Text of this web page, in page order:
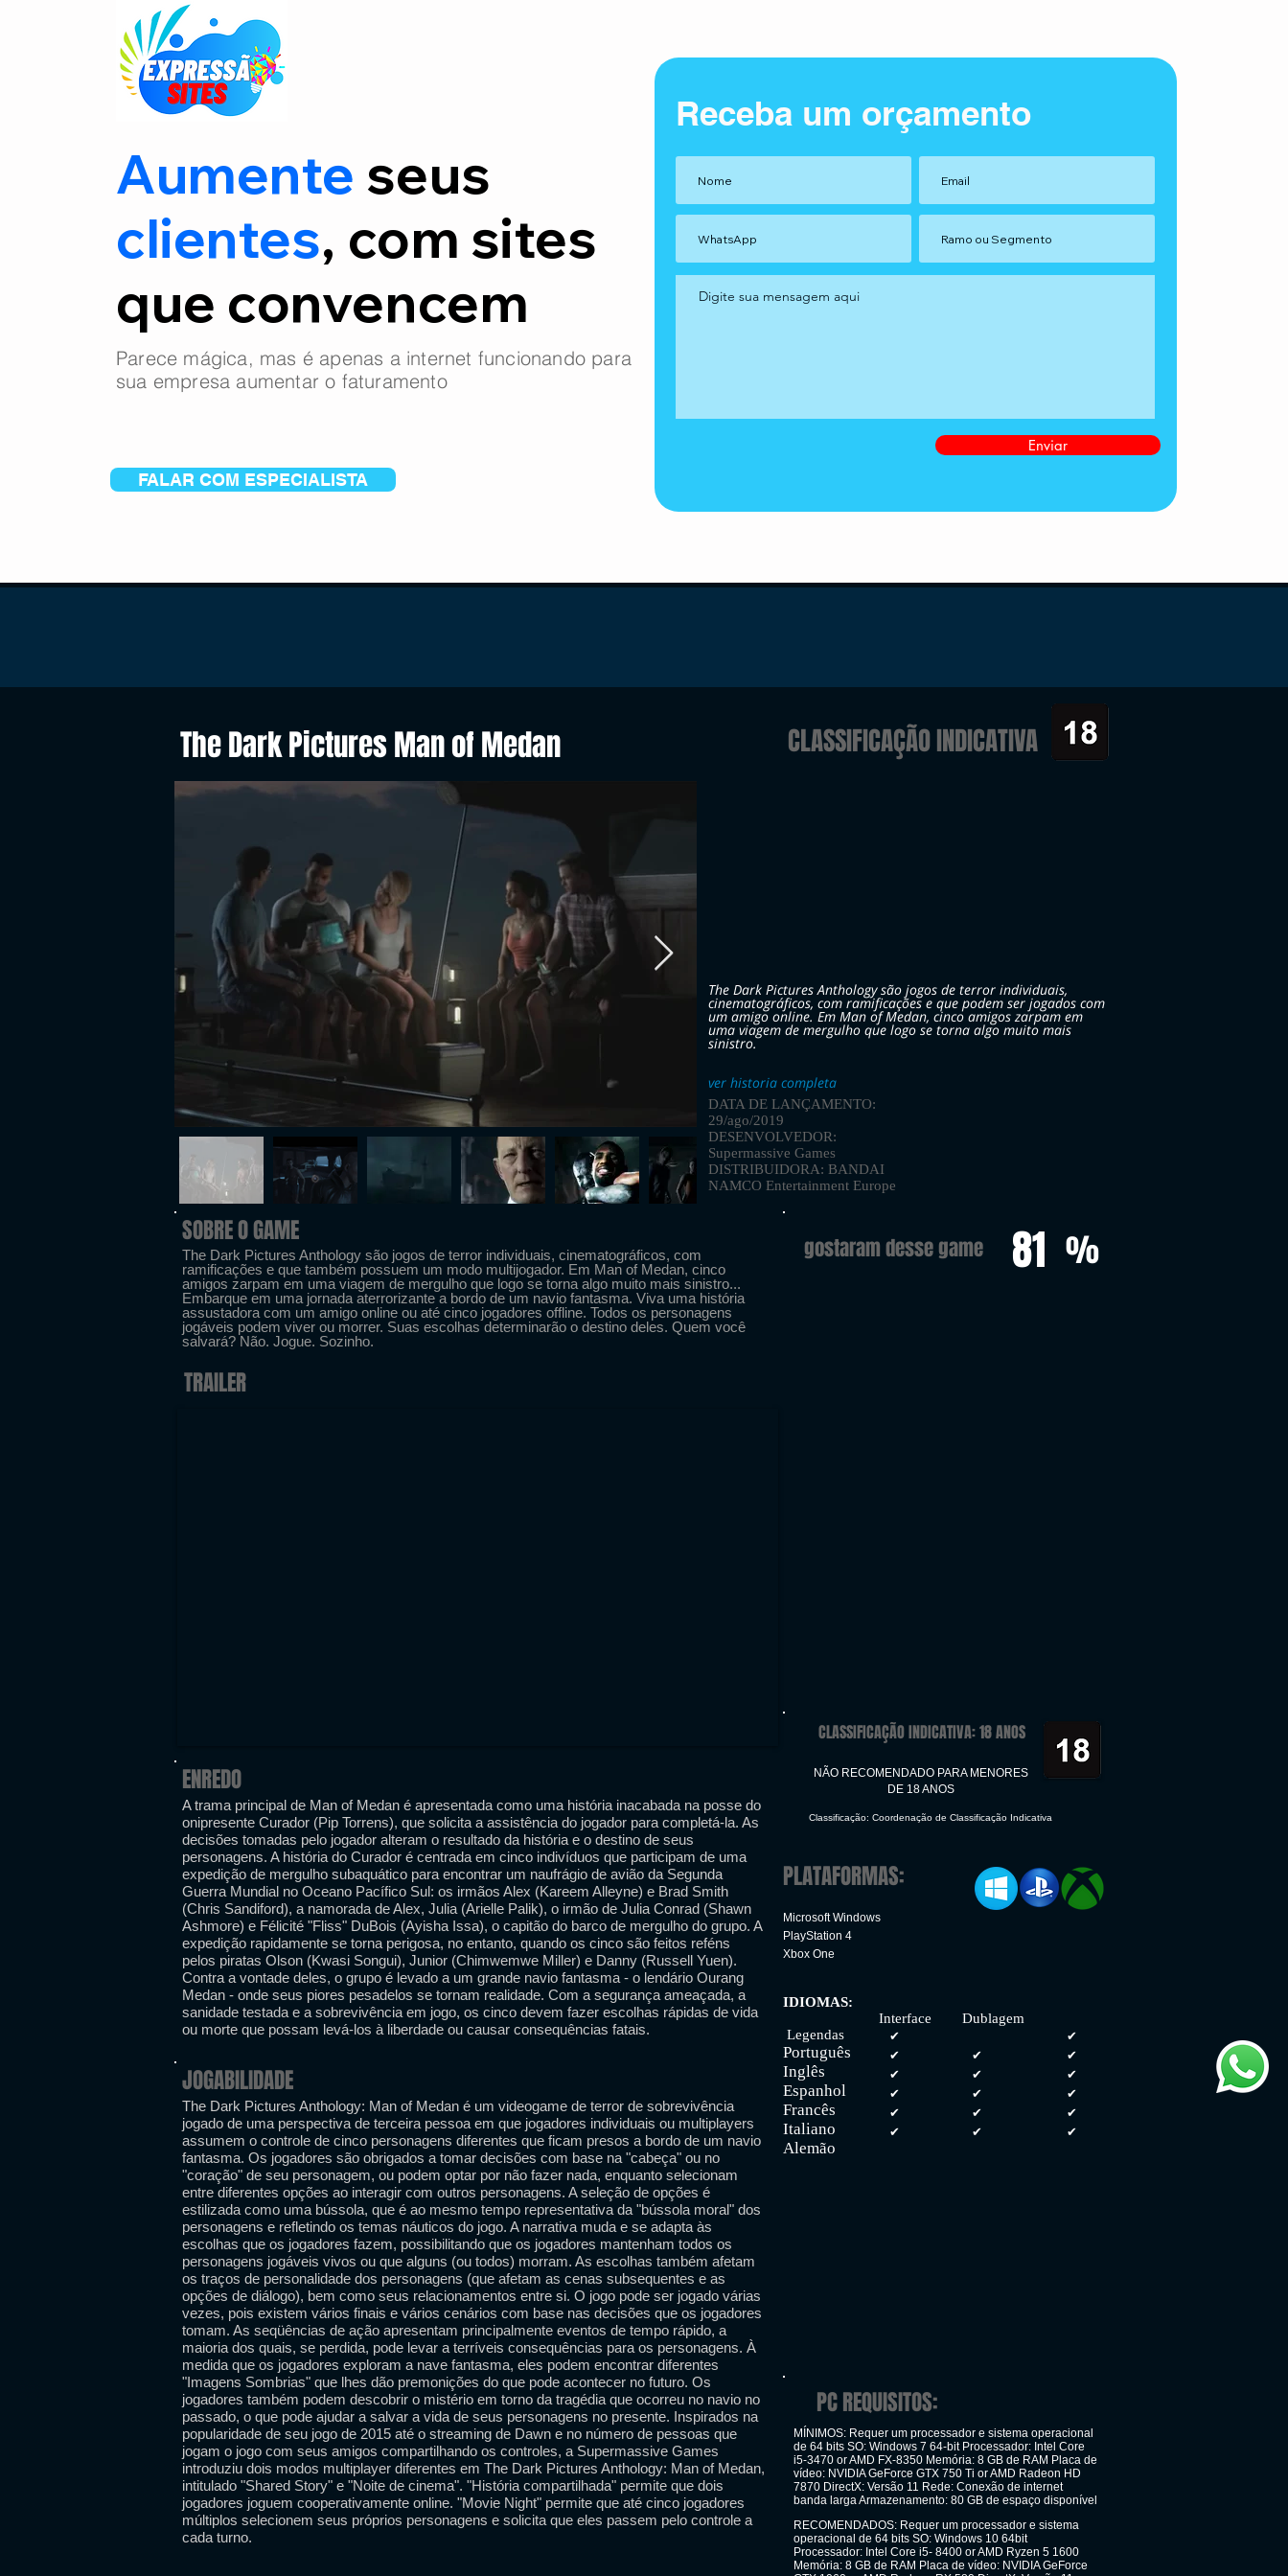
Aumente seus
clientes, com sites
que convencem
Parece mágica, mas é apenas a internet funcionando para
sua empresa aumentar o faturamento
FALAR COM ESPECIALISTA
Receba um orçamento
Enviar
The Dark Pictures Man of Medan CLASSIFICAÇÃO INDICATIVA
The Dark Pictures Anthology são jogos de terror individuais,
cinematográficos, com ramificações e que podem ser jogados com
um amigo online. Em Man of Medan, cinco amigos zarpam em
uma viagem de mergulho que logo se torna algo muito mais
sinistro.
ver historia completa
DATA DE LANÇAMENTO:
29/ago/2019
DESENVOLVEDOR:
Supermassive Games
DISTRIBUIDORA: BANDAI
NAMCO Entertainment Europe
SOBRE O GAME
The Dark Pictures Anthology são jogos de terror individuais, cinematográficos, com
ramificações e que também possuem um modo multijogador. Em Man of Medan, cinco
amigos zarpam em uma viagem de mergulho que logo se torna algo muito mais sinistro...
Embarque em uma jornada aterrorizante a bordo de um navio fantasma. Viva uma história
assustadora com um amigo online ou até cinco jogadores offline. Todos os personagens
jogáveis podem viver ou morrer. Suas escolhas determinarão o destino deles. Quem você
salvará? Não. Jogue. Sozinho.
TRAILER
ENREDO
A trama principal de Man of Medan é apresentada como uma história inacabada na posse do
onipresente Curador (Pip Torrens), que solicita a assistência do jogador para completá-la. As
decisões tomadas pelo jogador alteram o resultado da história e o destino de seus
personagens. A história do Curador é centrada em cinco indivíduos que participam de uma
expedição de mergulho subaquático para encontrar um naufrágio de avião da Segunda
Guerra Mundial no Oceano Pacífico Sul: os irmãos Alex (Kareem Alleyne) e Brad Smith
(Chris Sandiford), a namorada de Alex, Julia (Arielle Palik), o irmão de Julia Conrad (Shawn
Ashmore) e Félicité "Fliss" DuBois (Ayisha Issa), o capitão do barco de mergulho do grupo. A
expedição rapidamente se torna perigosa, no entanto, quando os cinco são feitos reféns
pelos piratas Olson (Kwasi Songui), Junior (Chimwemwe Miller) e Danny (Russell Yuen).
Contra a vontade deles, o grupo é levado a um grande navio fantasma - o lendário Ourang
Medan - onde seus piores pesadelos se tornam realidade. Com a segurança ameaçada, a
sanidade testada e a sobrevivência em jogo, os cinco devem fazer escolhas rápidas de vida
ou morte que possam levá-los à liberdade ou causar consequências fatais.
JOGABILIDADE
The Dark Pictures Anthology: Man of Medan é um videogame de terror de sobrevivência
jogado de uma perspectiva de terceira pessoa em que jogadores individuais ou multiplayers
assumem o controle de cinco personagens diferentes que ficam presos a bordo de um navio
fantasma. Os jogadores são obrigados a tomar decisões com base na "cabeça" ou no
"coração" de seu personagem, ou podem optar por não fazer nada, enquanto selecionam
entre diferentes opções ao interagir com outros personagens. A seleção de opções é
estilizada como uma bússola, que é ao mesmo tempo representativa da "bússola moral" dos
personagens e refletindo os temas náuticos do jogo. A narrativa muda e se adapta às
escolhas que os jogadores fazem, possibilitando que os jogadores mantenham todos os
personagens jogáveis ​​vivos ou que alguns (ou todos) morram. As escolhas também afetam
os traços de personalidade dos personagens (que afetam as cenas subsequentes e as
opções de diálogo), bem como seus relacionamentos entre si. O jogo pode ser jogado várias
vezes, pois existem vários finais e vários cenários com base nas decisões que os jogadores
tomam. As seqüências de ação apresentam principalmente eventos de tempo rápido, a
maioria dos quais, se perdida, pode levar a terríveis consequências para os personagens. À
medida que os jogadores exploram a nave fantasma, eles podem encontrar diferentes
"Imagens Sombrias" que lhes dão premonições do que pode acontecer no futuro. Os
jogadores também podem descobrir o mistério em torno da tragédia que ocorreu no navio no
passado, o que pode ajudar a salvar a vida de seus personagens no presente. Inspirados na
popularidade de seu jogo de 2015 até o streaming de Dawn e no número de pessoas que
jogam o jogo com seus amigos compartilhando os controles, a Supermassive Games
introduziu dois modos multiplayer diferentes em The Dark Pictures Anthology: Man of Medan,
intitulado "Shared Story" e "Noite de cinema". "História compartilhada" permite que dois
jogadores joguem cooperativamente online. "Movie Night" permite que até cinco jogadores
múltiplos selecionem seus próprios personagens e solicita que eles passem pelo controle a
cada turno.
gostaram desse game 81 %
CLASSIFICAÇÃO INDICATIVA: 18 ANOS
NÃO RECOMENDADO PARA MENORES
DE 18 ANOS
Classificação: Coordenação de Classificação Indicativa
PLATAFORMAS:
Microsoft Windows
PlayStation 4
Xbox One
IDIOMAS:
Interface Dublagem
Legendas
Português
Inglês
Espanhol
Francês
Italiano
Alemão
✔
✔
✔
✔
✔
✔
✔
✔
✔
✔
✔
✔
✔
✔
✔
✔ ✔
PC REQUISITOS:
MÍNIMOS: Requer um processador e sistema operacional
de 64 bits SO: Windows 7 64-bit Processador: Intel Core
i5-3470 or AMD FX-8350 Memória: 8 GB de RAM Placa de
vídeo: NVIDIA GeForce GTX 750 Ti or AMD Radeon HD
7870 DirectX: Versão 11 Rede: Conexão de internet
banda larga Armazenamento: 80 GB de espaço disponível
RECOMENDADOS: Requer um processador e sistema
operacional de 64 bits SO: Windows 10 64bit
Processador: Intel Core i5- 8400 or AMD Ryzen 5 1600
Memória: 8 GB de RAM Placa de vídeo: NVIDIA GeForce